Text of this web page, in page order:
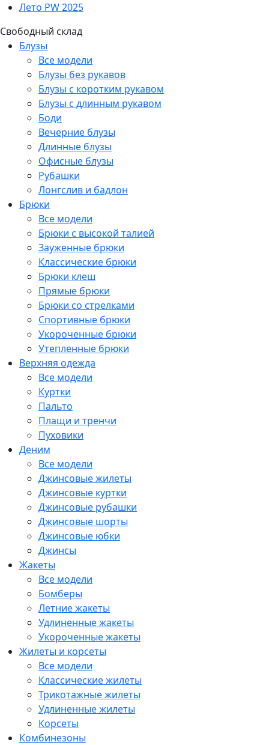
Лето PW 2025
Свободный склад
Блузы
Все модели
Блузы без рукавов
Блузы с коротким рукавом
Блузы с длинным рукавом
Боди
Вечерние блузы
Длинные блузы
Офисные блузы
Рубашки
Лонгслив и бадлон
Брюки
Все модели
Брюки с высокой талией
Зауженные брюки
Классические брюки
Брюки клеш
Прямые брюки
Брюки со стрелками
Спортивные брюки
Укороченные брюки
Утепленные брюки
Верхняя одежда
Все модели
Куртки
Пальто
Плащи и тренчи
Пуховики
Деним
Все модели
Джинсовые жилеты
Джинсовые куртки
Джинсовые рубашки
Джинсовые шорты
Джинсовые юбки
Джинсы
Жакеты
Все модели
Бомберы
Летние жакеты
Удлиненные жакеты
Укороченные жакеты
Жилеты и корсеты
Все модели
Классические жилеты
Трикотажные жилеты
Удлиненные жилеты
Корсеты
Комбинезоны